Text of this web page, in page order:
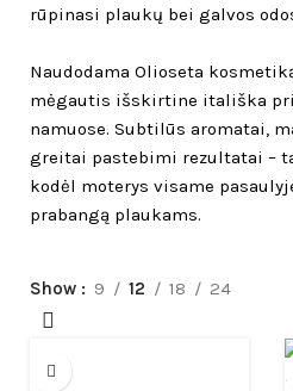
rūpinasi plaukų bei galvos
Naudodama Olioseta
mėgautis išskirtine itališka
namuose. Subtilūs aromatai,
greitai pastebimi rezultatai –
kodėl moterys visame
prabangą plaukams.
Show 9 12 18 24